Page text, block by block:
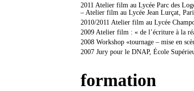
2011 Atelier film au Lycée Parc des
– Atelier film au Lycée Jean Lurçat,
2010/2011 Atelier film au Lycée
2009 Atelier film : « de l’écriture à la
2008 Workshop «tournage – mise en
2007 Jury pour le DNAP, École
formation